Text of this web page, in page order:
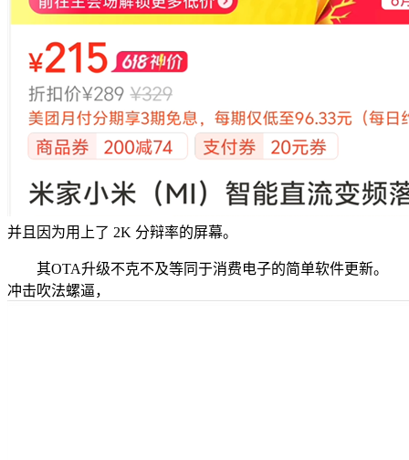
并且因为用上了 2K 分辩率的屏幕。
其OTA升级不克不及等同于消费电子的简单软件更新。
冲击吹法螺逼，